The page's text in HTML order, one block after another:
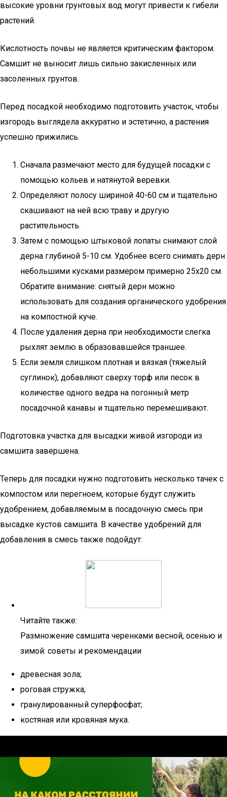
высокие уровни грунтовых вод могут привести к гибели
растений.
Кислотность почвы не является критическим фактором.
Самшит не выносит лишь сильно закисленных или
засоленных грунтов.
Перед посадкой необходимо подготовить участок, чтобы
изгородь выглядела аккуратно и эстетично, а растения
успешно прижились.
Сначала размечают место для будущей посадки с
помощью кольев и натянутой веревки.
Определяют полосу шириной 40-60 см и тщательно
скашивают на ней всю траву и другую
растительность.
Затем с помощью штыковой лопаты снимают слой
дерна глубиной 5-10 см. Удобнее всего снимать дерн
небольшими кусками размером примерно 25х20 см.
Обратите внимание: снятый дерн можно
использовать для создания органического удобрения
на компостной куче.
После удаления дерна при необходимости слегка
рыхлят землю в образовавшейся траншее.
Если земля слишком плотная и вязкая (тяжелый
суглинок), добавляют сверху торф или песок в
количестве одного ведра на погонный метр
посадочной канавы и тщательно перемешивают.
Подготовка участка для высадки живой изгороди из
самшита завершена.
Теперь для посадки нужно подготовить несколько тачек с
компостом или перегноем, которые будут служить
удобрением, добавляемым в посадочную смесь при
высадке кустов самшита. В качестве удобрений для
добавления в смесь также подойдут:
Читайте также:
Размножение самшита черенками весной, осенью и
зимой: советы и рекомендации
древесная зола;
роговая стружка;
гранулированный суперфосфат;
костяная или кровяная мука.